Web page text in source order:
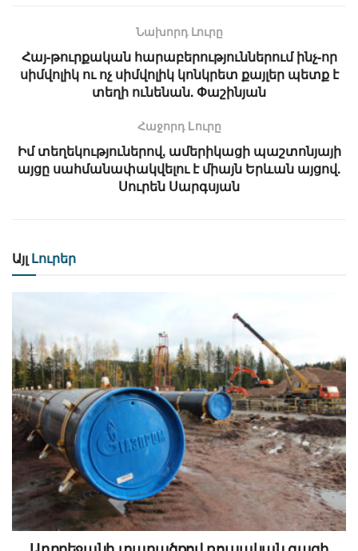
Նախորդ Լուրը
Հայ-թուրքական հարաբերություններում ինչ-որ
սիմվոլիկ ու ոչ սիմվոլիկ կոնկրետ քայլեր պետք է
տեղի ունենան. Փաշինյան
Հաջորդ Lուրը
Իմ տեղեկություներով, ամերիկացի պաշտոնյայի
այցը սահմանափակվելու է միայն Երևան այցով.
Սուրեն Սարգսյան
Այլ Լուրեր